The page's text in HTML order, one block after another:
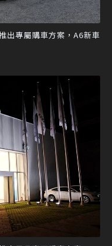
專屬購車方案，A6新車